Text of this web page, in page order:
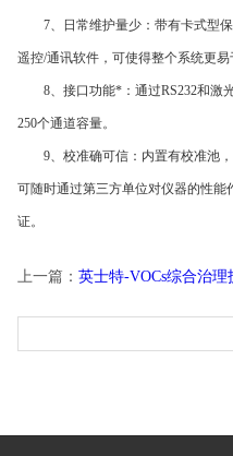
7、日常维护量少：带有卡式型保
遥控/通讯软件，可使得整个系统更
8、接口功能*：通过RS232和激光
250个通道容量。
9、校准确可信：内置有校准池，
可随时通过第三方单位对仪器的性
证。
上一篇： 英士特-VOCs综合治